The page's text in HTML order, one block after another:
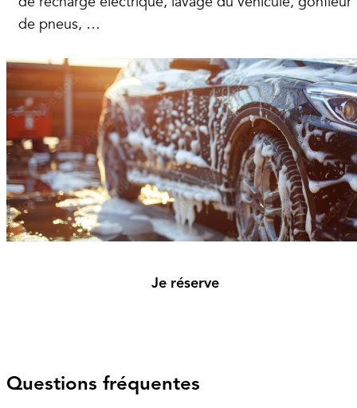
de pneus, …
Je réserve
Questions fréquentes